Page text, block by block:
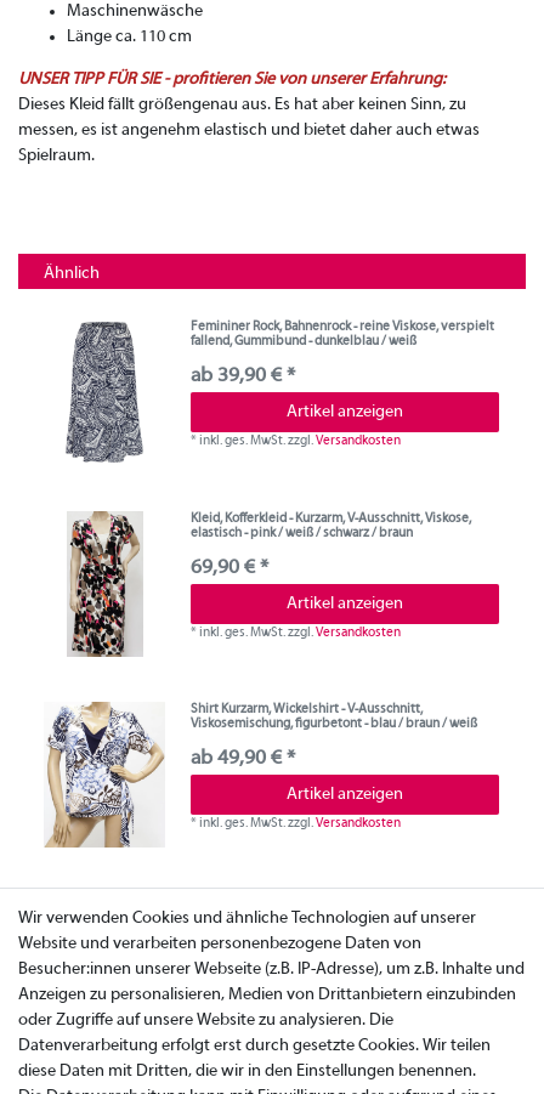
Maschinenwäsche
Länge ca. 110 cm
UNSER TIPP FÜR SIE - profitieren Sie von unserer Erfahrung:
Dieses Kleid fällt größengenau aus. Es hat aber keinen Sinn, zu
messen, es ist angenehm elastisch und bietet daher auch etwas
Spielraum.
Ähnlich
Femininer Rock, Bahnenrock - reine Viskose, verspielt
fallend, Gummibund - dunkelblau / weiß
ab 39,90 € *
Artikel anzeigen
*inkl. ges. MwSt.zzgl.Versandkosten
Kleid, Kofferkleid - Kurzarm, V-Ausschnitt, Viskose,
elastisch - pink / weiß / schwarz / braun
69,90 € *
Artikel anzeigen
*inkl. ges. MwSt.zzgl.Versandkosten
Shirt Kurzarm, Wickelshirt - V-Ausschnitt,
Viskosemischung, figurbetont - blau / braun / weiß
ab 49,90 € *
Artikel anzeigen
*inkl. ges. MwSt.zzgl.Versandkosten
Wir verwenden Cookies und ähnliche Technologien auf unserer
Website und verarbeiten personenbezogene Daten von
Besucher:innen unserer Webseite (z.B. IP-Adresse), um z.B. Inhalte und
Anzeigen zu personalisieren, Medien von Drittanbietern einzubinden
oder Zugriffe auf unsere Website zu analysieren. Die
Datenverarbeitung erfolgt erst durch gesetzte Cookies. Wir teilen
diese Daten mit Dritten, die wir in den Einstellungen benennen.